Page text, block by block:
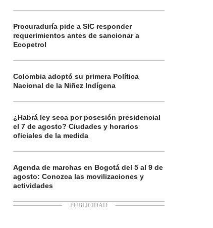
Procuraduría pide a SIC responder
requerimientos antes de sancionar a
Ecopetrol
Colombia adoptó su primera Política
Nacional de la Niñez Indígena
¿Habrá ley seca por posesión presidencial
el 7 de agosto? Ciudades y horarios
oficiales de la medida
Agenda de marchas en Bogotá del 5 al 9 de
agosto: Conozca las movilizaciones y
actividades